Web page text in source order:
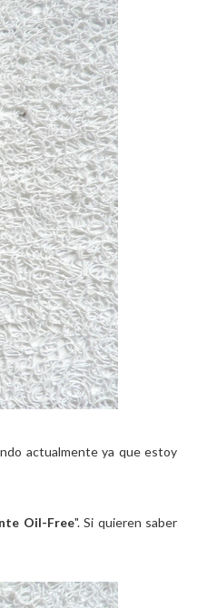
actualmente ya que estoy
Oil-Free". Si quieren saber